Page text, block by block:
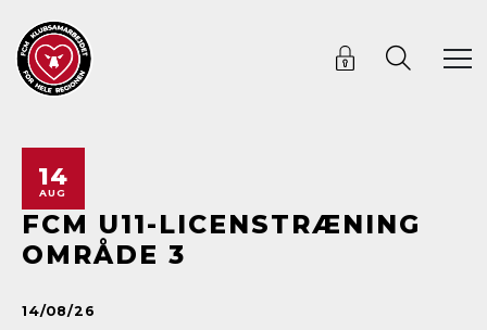
14
AUG
FCM U11-LICENSTRÆNING
OMRÅDE 3
14/08/26